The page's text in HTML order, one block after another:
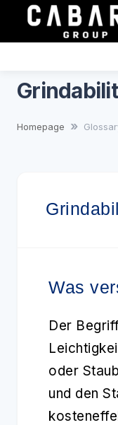
Homepage
Was
Der
oder
und den